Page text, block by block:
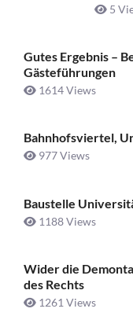
5
Gutes Ergebnis –
Gästeführungen
1614 Views
Bahnhofsviertel,
977 Views
Baustelle
1188 Views
Wider die
des Rechts
1261 Views